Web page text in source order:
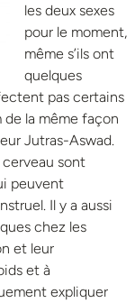
les deux sexes
pour le moment,
même s’ils ont
quelques
pas certains
la même façon
Jutras-Aswad.
sont
peuvent
Il y a aussi
chez les
et leur
et à
expliquer